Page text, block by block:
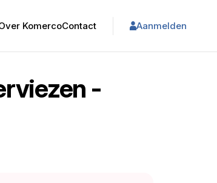
KomercoContact Aanmelden
-